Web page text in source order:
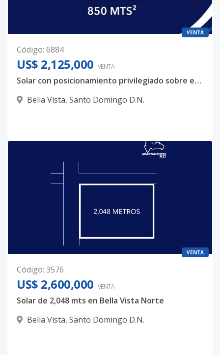
VENTA
Código: 6884
US$ 2,125,000 VENTA
Solar con posicionamiento privilegiado sobre eje urbano de alta actividad – Bella Vista
Bella Vista, Santo Domingo D.N.
VENTA
Código: 3576
US$ 2,600,000 VENTA
Solar de 2,048 mts en Bella Vista Norte
Bella Vista, Santo Domingo D.N.